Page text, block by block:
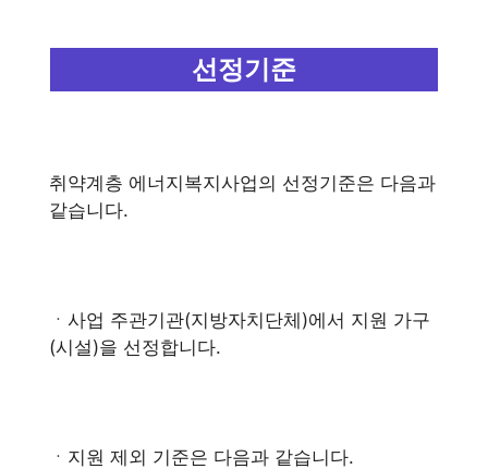
선정기준
취약계층 에너지복지사업의 선정기준은 다음과
같습니다.
ㆍ사업 주관기관(지방자치단체)에서 지원 가구
(시설)을 선정합니다.
ㆍ지원 제외 기준은 다음과 같습니다.